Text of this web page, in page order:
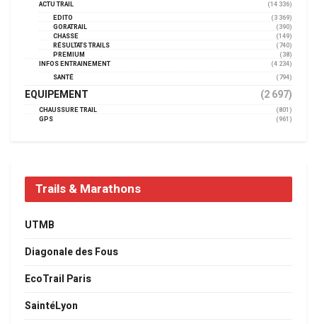
ACTU TRAIL
(14 336)
EDITO
(3 369)
GORATRAIL
(390)
CHASSE
(149)
RÉSULTATS TRAILS
(740)
PREMIUM
(38)
INFOS ENTRAINEMENT
(4 234)
SANTÉ
(794)
EQUIPEMENT (2 697)
CHAUSSURE TRAIL
(801)
GPS
(961)
Trails & Marathons
UTMB
Diagonale des Fous
EcoTrail Paris
SaintéLyon